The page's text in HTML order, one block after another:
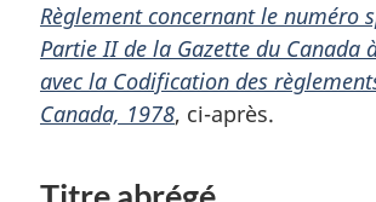
Règlement concernant le numéro
Partie II de la Gazette du Canada
avec la Codification des
Canada, 1978, ci-après.